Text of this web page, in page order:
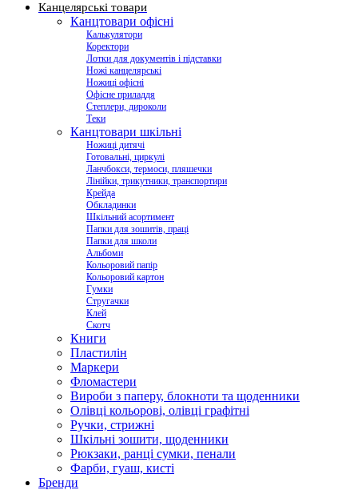
Канцелярські товари
Канцтовари офісні
Калькулятори
Коректори
Лотки для документів і підставки
Ножі канцелярські
Ножиці офісні
Офісне приладдя
Степлери, дироколи
Теки
Канцтовари шкільні
Ножиці дитячі
Готовальні, циркулі
Ланчбокси, термоси, пляшечки
Лінійки, трикутники, транспортири
Крейда
Обкладинки
Шкільний асортимент
Папки для зошитів, праці
Папки для школи
Альбоми
Кольоровий папір
Кольоровий картон
Гумки
Стругачки
Клей
Скотч
Книги
Пластилін
Маркери
Фломастери
Вироби з паперу, блокноти та щоденники
Олівці кольорові, олівці графітні
Ручки, стрижні
Шкільні зошити, щоденники
Рюкзаки, ранці сумки, пенали
Фарби, гуаш, кисті
Бренди